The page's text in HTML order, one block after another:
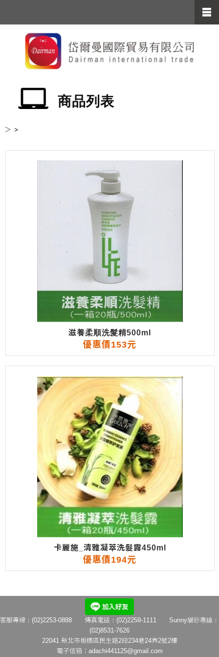
商品列表
＞ >
滋養柔順洗髮精500ml
優惠價153元
卡麗施_清雅凝萃洗髮露450ml
優惠價194元
客服專線：(02)2253-0888 傳真電話：(02)2259-1111 Sunny貓砂專線：
(02)8531-7626
22041 新北市板橋區民生路2段234巷24弄2號2樓
電子信箱： adachi441125@gmail.com